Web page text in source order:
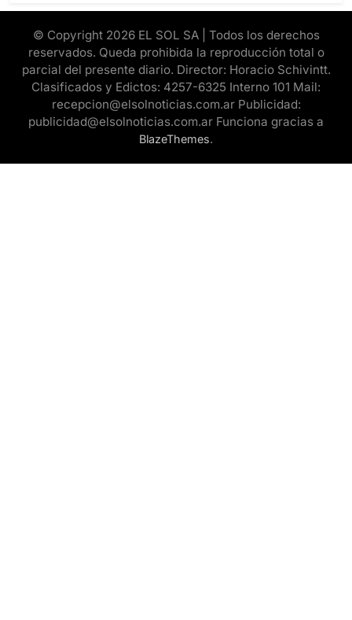
© Copyright 2026 EL SOL SA | Todos los derechos
reservados. Queda prohibida la reproducción total o
parcial del presente diario. Director: Horacio Schivintt.
Clasificados y Edictos: 4257-6325 Interno 101 Mail:
recepcion@elsolnoticias.com.ar Publicidad:
publicidad@elsolnoticias.com.ar Funciona gracias a
BlazeThemes.